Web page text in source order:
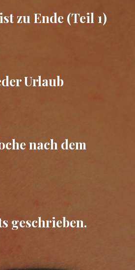
zu Ende (Teil 1)
Urlaub
nach dem
geschrieben.